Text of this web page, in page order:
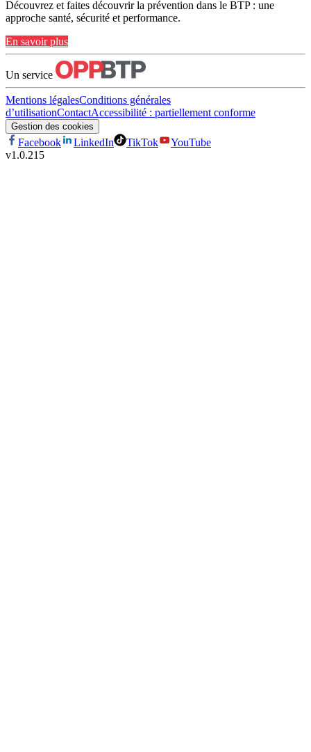
Découvrez et faites découvrir la prévention dans le BTP : une
approche santé, sécurité et performance.
En savoir plus
Un service
Mentions légalesConditions générales
d’utilisationContactAccessibilité : partiellement conforme
Gestion des cookies
Facebook LinkedIn TikTok
YouTube
v1.0.215